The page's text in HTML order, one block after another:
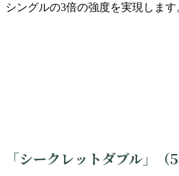
シングルの3倍の強度を実現します
「シークレットダブル」（5